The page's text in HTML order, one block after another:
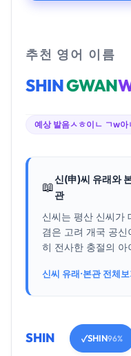
추천 영어 이름
SHINGWAN
예상 발음ㅅㅎ이ㄴ ㄱw아
📖
신(申)씨 유래와
관
신씨는 평산 신씨가
겸은 고려 개국 공
히 전사한 충절의 아
신씨 유래·본관 전체
SHIN ✓SHIN96%